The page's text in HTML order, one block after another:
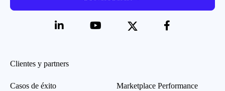
Clientes y partners
Casos de éxito
Marketplace Performance